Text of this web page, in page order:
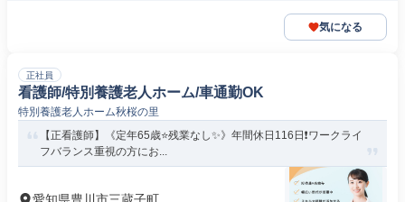
気になる
正社員
看護師/特別養護老人ホーム/車通勤OK
特別養護老人ホーム秋桜の里
【正看護師】《定年65歳⭐残業なし✨》年間休日116日❗️ワークライ
フバランス重視の方にお...